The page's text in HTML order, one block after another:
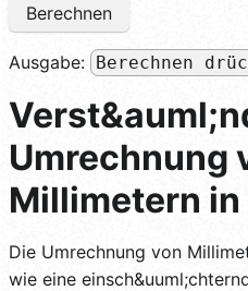
Berechnen
Ausgabe: Berechnen
Umrechnung
Millimetern
Die Umrechnung von
wie eine